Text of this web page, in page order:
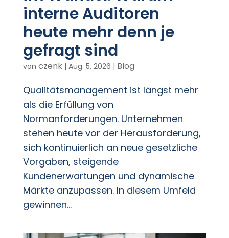
interne Auditoren
heute mehr denn je
gefragt sind
von czenk| Aug. 5, 2026 | Blog
Qualitätsmanagement ist längst mehr
als die Erfüllung von
Normanforderungen. Unternehmen
stehen heute vor der Herausforderung,
sich kontinuierlich an neue gesetzliche
Vorgaben, steigende
Kundenerwartungen und dynamische
Märkte anzupassen. In diesem Umfeld
gewinnen...